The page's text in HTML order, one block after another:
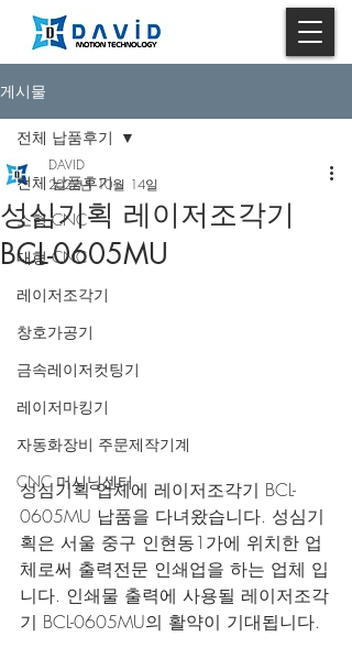
게시물
전체 납품후기
소형 CNC
대형 CNC
레이저조각기
창호가공기
금속레이저컷팅기
레이저마킹기
자동화장비 주문제작기계
CNC 머시닝센터
전체 납품후기
성심기획 레이저조각기
BCL-0605MU
DAVID
2022년 10월 14일
성심기획 업체에 레이저조각기 BCL-
0605MU 납품을 다녀왔습니다. 성심기
획은 서울 중구 인현동1가에 위치한 업
체로써 출력전문 인쇄업을 하는 업체 입
니다. 인쇄물 출력에 사용될 레이저조각
기 BCL-0605MU의 활약이 기대됩니다.